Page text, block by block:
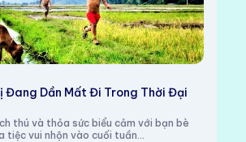
Đang Dần Mất Đi Trong Thời Đại
thú và thỏa sức biểu cảm với bạn bè
tiệc vui nhộn vào cuối tuần...